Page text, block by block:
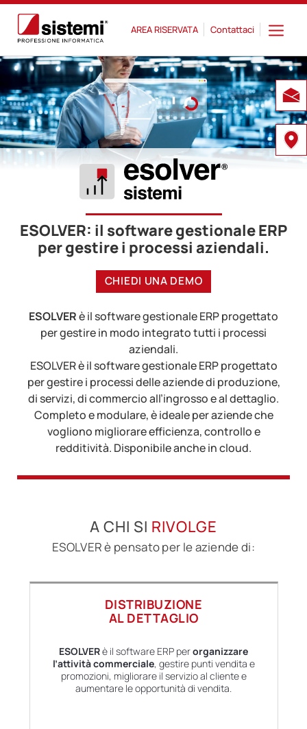
AREA RISERVATA Contattaci
ESOLVER: il software gestionale ERP
per gestire i processi aziendali.
CHIEDI UNA DEMO
ESOLVERè il software gestionale ERP progettato
per gestire in modo integrato tutti i processi
aziendali.
ESOLVER è il software gestionale ERP progettato
per gestire i processi delle aziende di produzione,
di servizi, di commercio all’ingrosso e al dettaglio.
Completo e modulare, è ideale per aziende che
vogliono migliorare efficienza, controllo e
redditività. Disponibile anche in cloud.
A CHI SI RIVOLGE
ESOLVER è pensato per le aziende di:
DISTRIBUZIONE
AL DETTAGLIO
ESOLVERè il software ERP perorganizzare
l’attività commerciale, gestire punti vendita e
promozioni, migliorare il servizio al cliente e
aumentare le opportunità di vendita.